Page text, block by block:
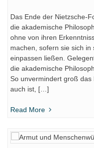
Das Ende der Nietzsche-
die akademische
ohne von ihren
machen, sofern sie sich
einpassen ließen.
die akademische
So unvermindert groß das
auch ist, […]
Read More